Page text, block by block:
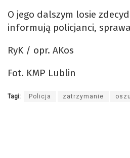
O jego dalszym losie
informują policjanci,
RyK / opr. AKos
Fot. KMP Lublin
Tagi: Policja zatrzymanie